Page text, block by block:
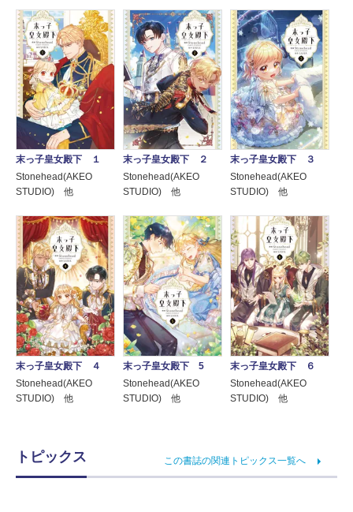
末っ子皇女殿下 １
Stonehead(AKEO
STUDIO) 他
末っ子皇女殿下 ２
Stonehead(AKEO
STUDIO) 他
末っ子皇女殿下 ３
Stonehead(AKEO
STUDIO) 他
末っ子皇女殿下 ４
Stonehead(AKEO
STUDIO) 他
末っ子皇女殿下 5
Stonehead(AKEO
STUDIO) 他
末っ子皇女殿下 ６
Stonehead(AKEO
STUDIO) 他
トピックス この書誌の関連トピックス一覧へ